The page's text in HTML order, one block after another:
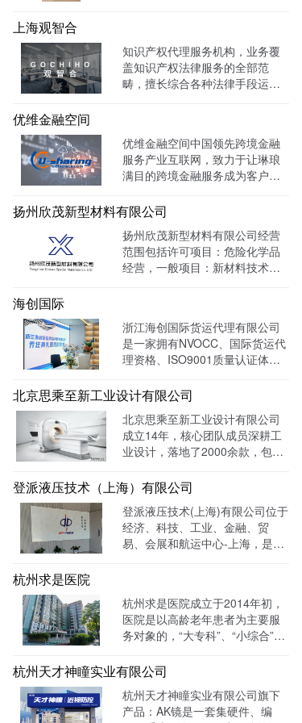
上海观智合
知识产权代理服务机构，业务覆
盖知识产权法律服务的全部范
畴，擅长综合各种法律手段运作
借高效的信息收集网络，和多样
化的保护手段，致力于服务专
利、商标、版权、保护及诉讼等
优维金融空间
优维金融空间中国领先跨境金融
服务产业互联网，致力于让琳琅
满目的跨境金融服务成为客户触
量达 139128W+
扬州欣茂新型材料有限公司
扬州欣茂新型材料有限公司经营
范围包括许可项目：危险化学品
经营，一般项目：新材料技术研
品展示的主要目的，目前全网曝
光量：992915次。
海创国际
浙江海创国际货运代理有限公司
是一家拥有NVOCC、国际货运代
理资格、ISO9001质量认证体系
公司。 官网上线一年多，全网曝
光量：226958次。
北京思乘至新工业设计有限公司
北京思乘至新工业设计有限公司
成立14年，核心团队成员深耕工
业设计，落地了2000余款，包括
功案例。选择LTD枢纽云搭建升
级数字化官网，提高品牌形象和
专业度。目前官网运行全网曝光
数已达到208W+
登派液压技术（上海）有限公司
登派液压技术(上海)有限公司位于
经济、科技、工业、金融、贸
易、会展和航运中心-上海，是一
网全网曝光数达779498次。
杭州求是医院
杭州求是医院成立于2014年初，
医院是以高龄老年患者为主要服
务对象的，“大专科”、“小综合”为
院已开通全国医保联网结算、省
市医保、省市老干部医保及市子
女统筹。通过LTD枢纽云系统升
级数字化品牌官网，患者可以通
杭州天才神瞳实业有限公司
杭州天才神瞳实业有限公司旗下
产品：AK镜是一套集硬件、编